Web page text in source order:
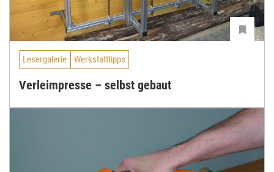
Lesergalerie Werkstatttipps
Verleimpresse – selbst gebaut